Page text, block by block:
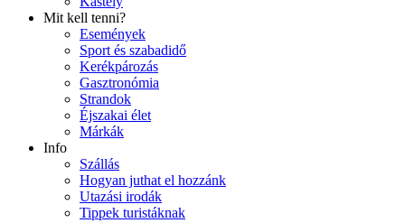
Mit kell tenni?
Események
Sport és szabadidő
Kerékpározás
Gasztronómia
Strandok
Éjszakai élet
Márkák
Info
Szállás
Hogyan juthat el hozzánk
Utazási irodák
Tippek turistáknak